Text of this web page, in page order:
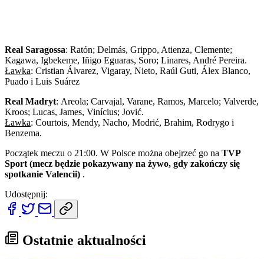
Real Saragossa: Ratón; Delmás, Grippo, Atienza, Clemente;
Kagawa, Igbekeme, Iñigo Eguaras, Soro; Linares, André Pereira.
Ławka: Cristian Álvarez, Vigaray, Nieto, Raúl Guti, Álex Blanco,
Puado i Luis Suárez
Real Madryt: Areola; Carvajal, Varane, Ramos, Marcelo; Valverde,
Kroos; Lucas, James, Vinícius; Jović.
Ławka: Courtois, Mendy, Nacho, Modrić, Brahim, Rodrygo i
Benzema.
Początek meczu o 21:00. W Polsce można obejrzeć go na TVP
Sport (mecz będzie pokazywany na żywo, gdy zakończy się
spotkanie Valencii) .
Udostępnij:
Ostatnie aktualności